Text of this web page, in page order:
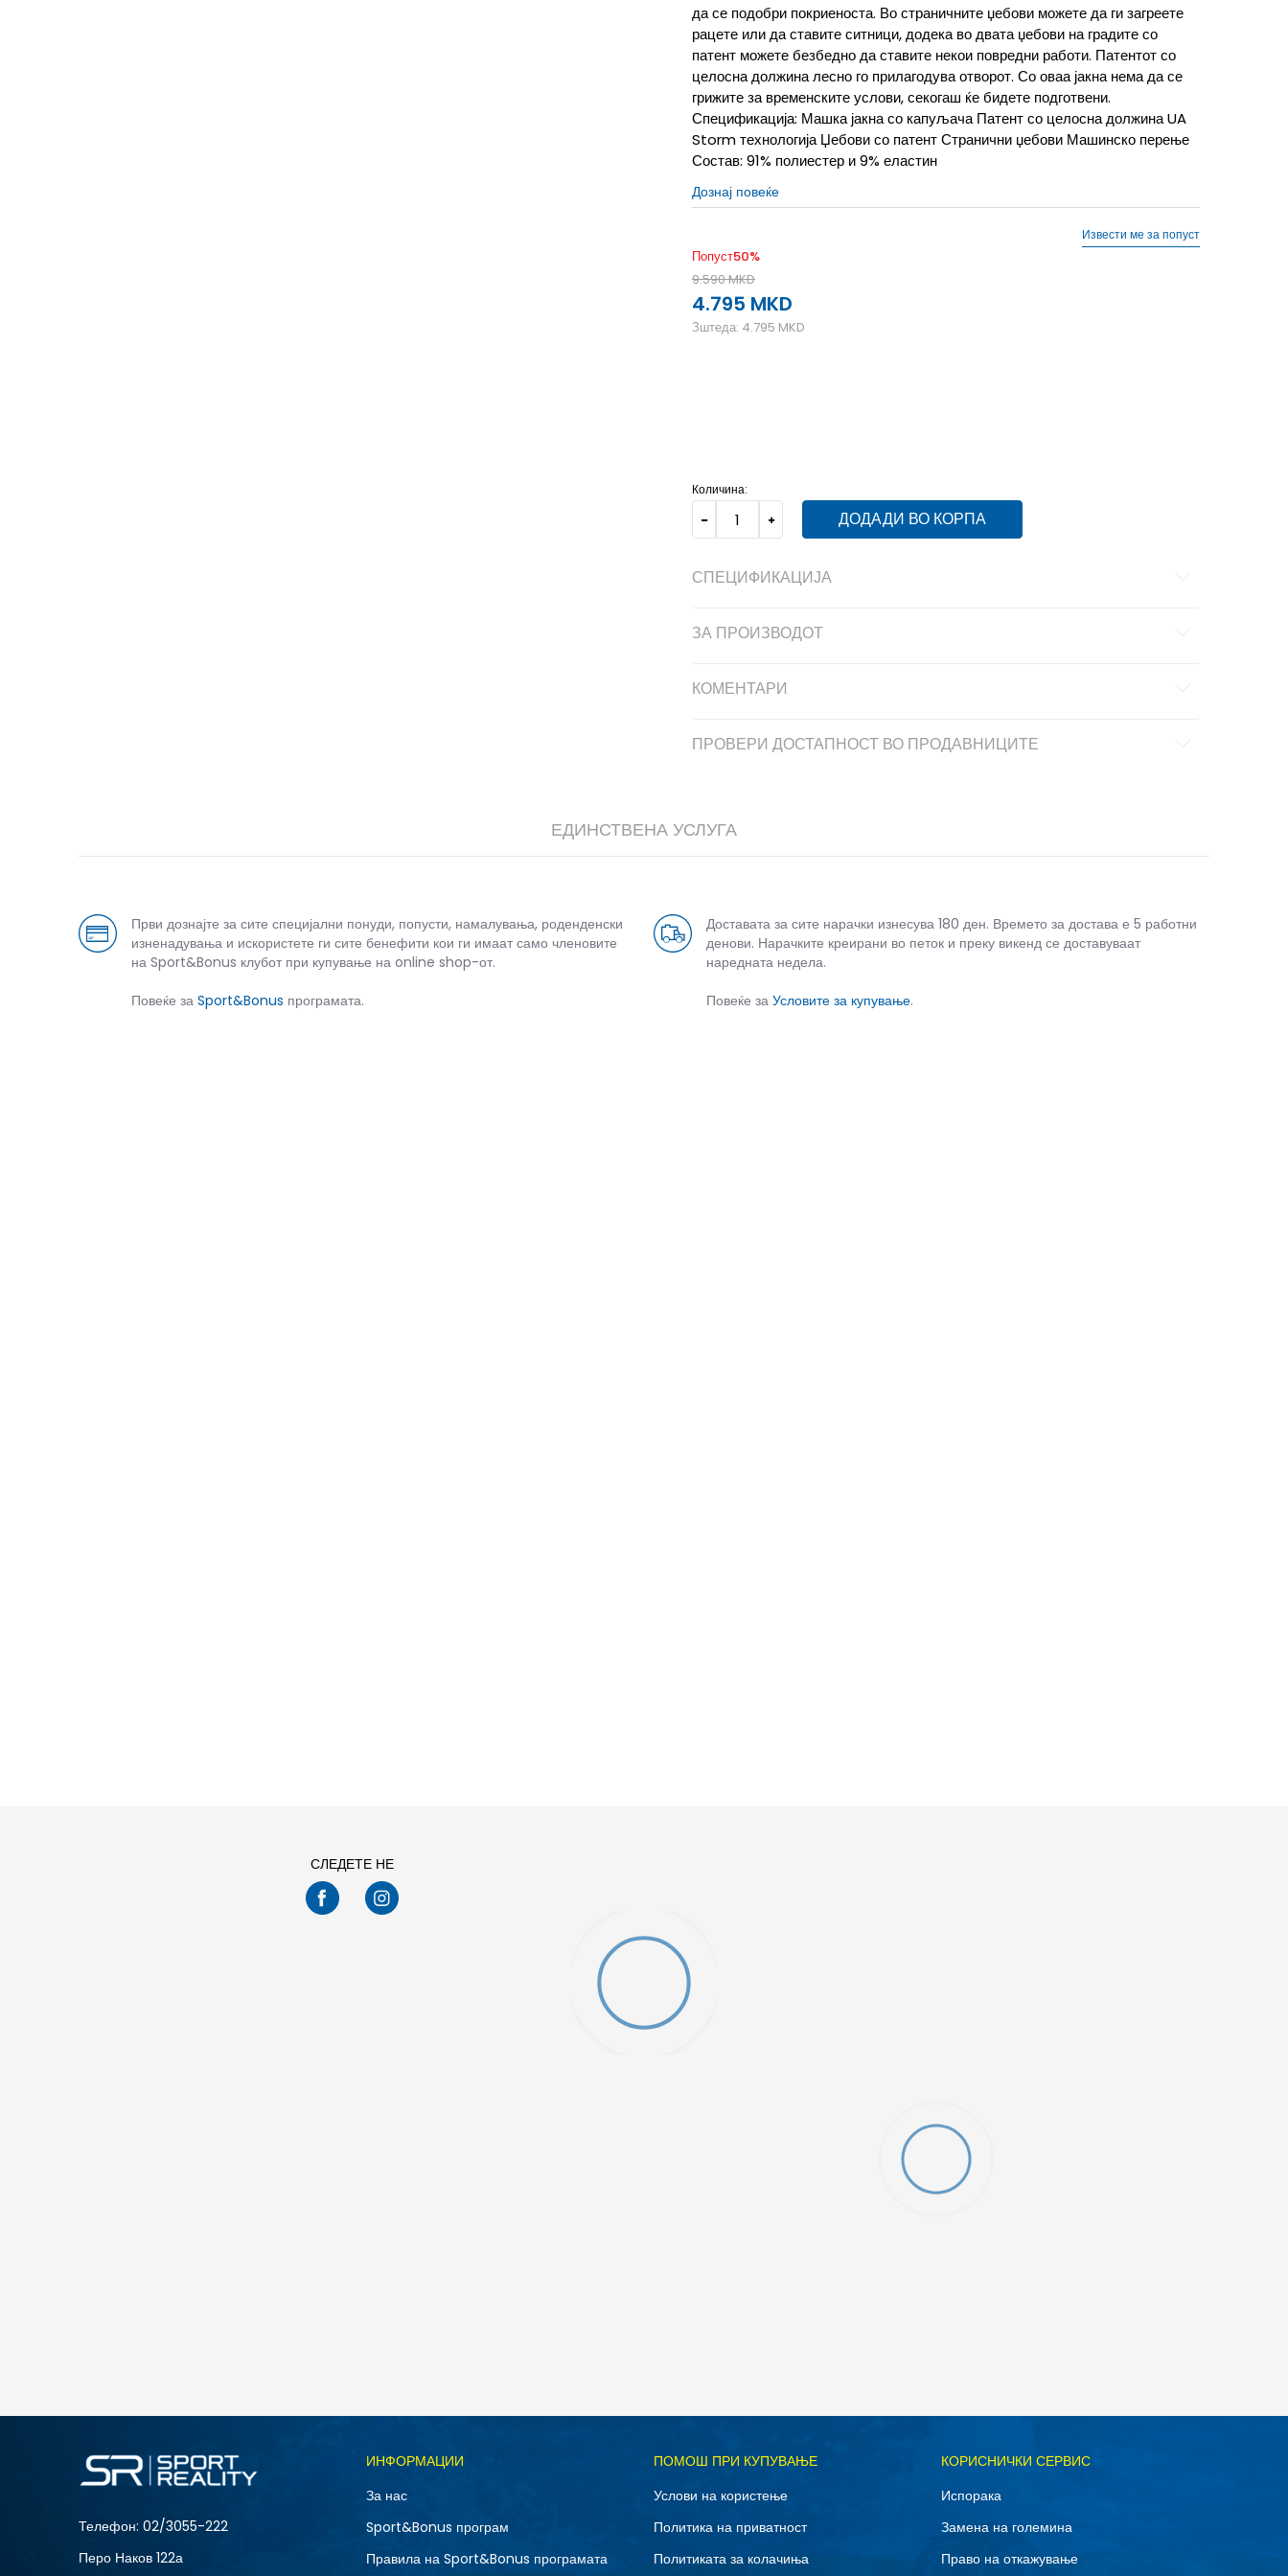
да се подобри покриеноста. Во страничните џебови можете да ги загреете
рацете или да ставите ситници, додека во двата џебови на градите со
патент можете безбедно да ставите некои повредни работи. Патентот со
целосна должина лесно го прилагодува отворот. Со оваа јакна нема да се
грижите за временските услови, секогаш ќе бидете подготвени.
Спецификација: Машка јакна со капуљача Патент со целосна должина UA
Storm технологија Џебови со патент Странични џебови Машинско перење
Состав: 91% полиестер и 9% еластин
Дознај повеќе
Попуст50%
9.590MKD
4.795 MKD
Зштеда: 4.795 MKD
Извести ме за попуст
Количина:
ДОДАДИ ВО КОРПА
СПЕЦИФИКАЦИЈА
ЗА ПРОИЗВОДОТ
КОМЕНТАРИ
ПРОВЕРИ ДОСТАПНОСТ ВО ПРОДАВНИЦИТЕ
ЕДИНСТВЕНА УСЛУГА
Први дознајте за сите специјални понуди, попусти, намалувања, роденденски
изненадувања и искористете ги сите бенефити кои ги имаат само членовите
на Sport&Bonus клубот при купување на online shop-от.
Повеќе за Sport&Bonus програмата.
Доставата за сите нарачки изнесува 180 ден. Времето за достава е 5 работни
денови. Нарачките креирани во петок и преку викенд се доставуваат
наредната недела.
Повеќе за Условите за купување.
Големина
2XL
M
СЛЕДЕТЕ НЕ
Телефон: 02/3055-222
Перо Наков 122а
ИНФОРМАЦИИ
За нас
Sport&Bonus програм
Правила на Sport&Bonus програмата
ПОМОШ ПРИ КУПУВАЊЕ
Услови на користење
Политика на приватност
Политиката за колачиња
КОРИСНИЧКИ СЕРВИС
Испорака
Замена на големина
Право на откажување